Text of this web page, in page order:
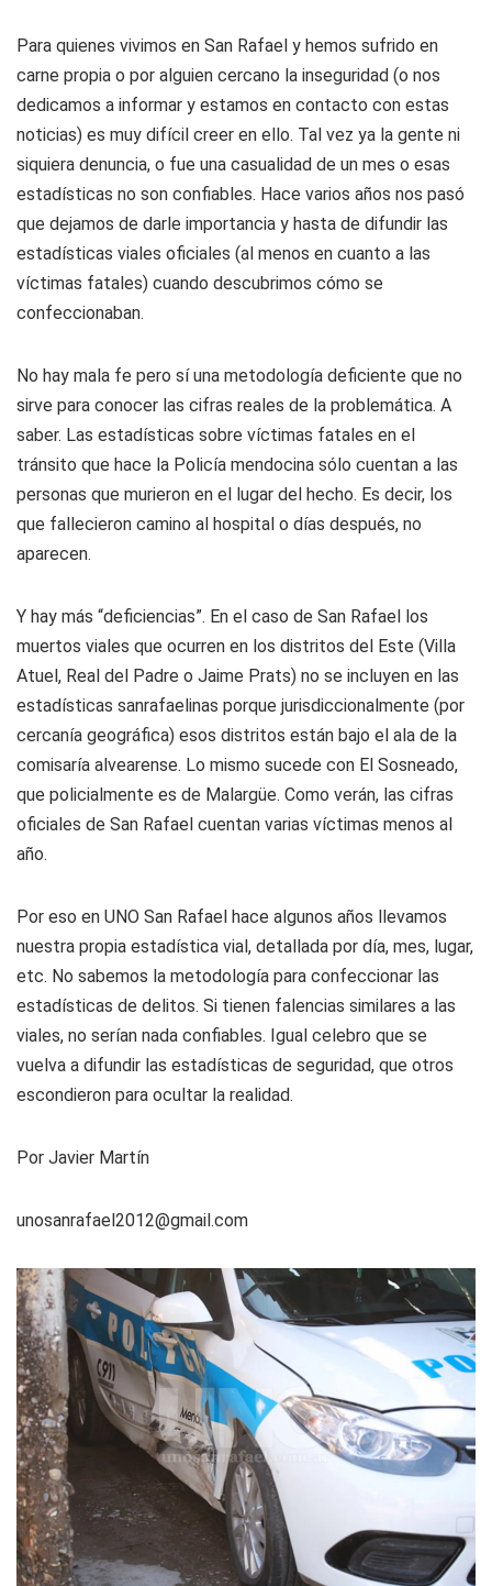
Para quienes vivimos en San Rafael y hemos sufrido en
carne propia o por alguien cercano la inseguridad (o nos
dedicamos a informar y estamos en contacto con estas
noticias) es muy difícil creer en ello. Tal vez ya la gente ni
siquiera denuncia, o fue una casualidad de un mes o esas
estadísticas no son confiables. Hace varios años nos pasó
que dejamos de darle importancia y hasta de difundir las
estadísticas viales oficiales (al menos en cuanto a las
víctimas fatales) cuando descubrimos cómo se
confeccionaban.
No hay mala fe pero sí una metodología deficiente que no
sirve para conocer las cifras reales de la problemática. A
saber. Las estadísticas sobre víctimas fatales en el
tránsito que hace la Policía mendocina sólo cuentan a las
personas que murieron en el lugar del hecho. Es decir, los
que fallecieron camino al hospital o días después, no
aparecen.
Y hay más “deficiencias”. En el caso de San Rafael los
muertos viales que ocurren en los distritos del Este (Villa
Atuel, Real del Padre o Jaime Prats) no se incluyen en las
estadísticas sanrafaelinas porque jurisdiccionalmente (por
cercanía geográfica) esos distritos están bajo el ala de la
comisaría alvearense. Lo mismo sucede con El Sosneado,
que policialmente es de Malargüe. Como verán, las cifras
oficiales de San Rafael cuentan varias víctimas menos al
año.
Por eso en UNO San Rafael hace algunos años llevamos
nuestra propia estadística vial, detallada por día, mes, lugar,
etc. No sabemos la metodología para confeccionar las
estadísticas de delitos. Si tienen falencias similares a las
viales, no serían nada confiables. Igual celebro que se
vuelva a difundir las estadísticas de seguridad, que otros
escondieron para ocultar la realidad.
Por Javier Martín
unosanrafael2012@gmail.com